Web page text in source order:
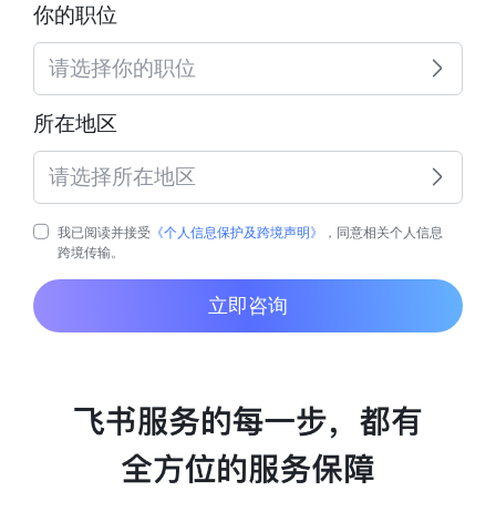
你的职位
请选择你的职位
所在地区
请选择所在地区
我已阅读并接受 《个人信息保护及跨境声明》
，同意相关个人信息
跨境传输。
立即咨询